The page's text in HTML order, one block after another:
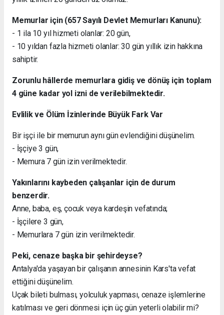
Memurlar için (657 Sayılı Devlet Memurları Kanunu):
- 1 ila 10 yıl hizmeti olanlar: 20 gün,
- 10 yıldan fazla hizmeti olanlar: 30 gün yıllık izin hakkına
sahiptir.
Zorunlu hâllerde memurlara gidiş ve dönüş için toplam
4 güne kadar yol izni de verilebilmektedir.
Evlilik ve Ölüm İzinlerinde Büyük Fark Var
Bir işçi ile bir memurun aynı gün evlendiğini düşünelim.
- İşçiye 3 gün,
- Memura 7 gün izin verilmektedir.
Yakınlarını kaybeden çalışanlar için de durum
benzerdir.
Anne, baba, eş, çocuk veya kardeşin vefatında;
- İşçilere 3 gün,
- Memurlara 7 gün izin verilmektedir.
Peki, cenaze başka bir şehirdeyse?
Antalya'da yaşayan bir çalışanın annesinin Kars'ta vefat
ettiğini düşünelim.
Uçak bileti bulması, yolculuk yapması, cenaze işlemlerine
katılması ve geri dönmesi için üç gün yeterli olabilir mi?